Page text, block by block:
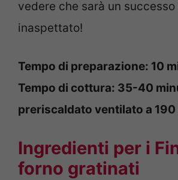
vedere che sarà un
inaspettato!
Tempo di preparazione: 10
Tempo di cottura: 35-40
preriscaldato ventilato a 190
Ingredienti per i
forno gratinati